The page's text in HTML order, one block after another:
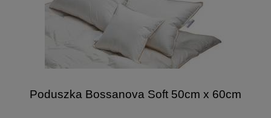
Poduszka Bossanova Soft 50cm x 60cm